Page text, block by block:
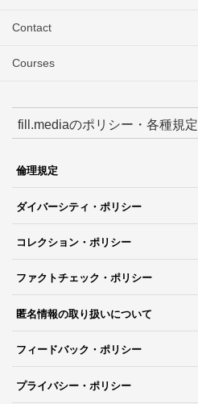
Contact
Courses
fill.mediaのポリシー・各種規定
倫理規定
ダイバーシティ・ポリシー
コレクション・ポリシー
ファクトチェック・ポリシー
匿名情報の取り扱いについて
フィードバック・ポリシー
プライバシー・ポリシー